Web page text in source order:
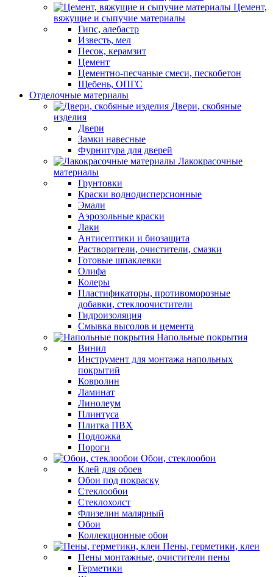
Цемент,
вяжущие и сыпучие материалы
Гипс, алебастр
Известь, мел
Песок, керамзит
Цемент
Цементно-песчаные смеси, пескобетон
Щебень, ОПГС
Отделочные материалы
Двери, скобяные
изделия
Двери
Замки навесные
Фурнитура для дверей
Лакокрасочные
материалы
Грунтовки
Краски воднодисперсионные
Эмали
Аэрозольные краски
Лаки
Антисептики и биозащита
Растворители, очистители, смазки
Готовые шпаклевки
Олифа
Колеры
Пластификаторы, противоморозные
добавки, стеклоочистители
Гидроизоляция
Смывка высолов и цемента
Напольные покрытия
Винил
Инструмент для монтажа напольных
покрытий
Ковролин
Ламинат
Линолеум
Плинтуса
Плитка ПВХ
Подложка
Пороги
Обои, стеклообои
Клей для обоев
Обои под покраску
Стеклообои
Стеклохолст
Флизелин малярный
Обои
Коллекционные обои
Пены, герметики, клеи
Пены монтажные, очистители пены
Герметики